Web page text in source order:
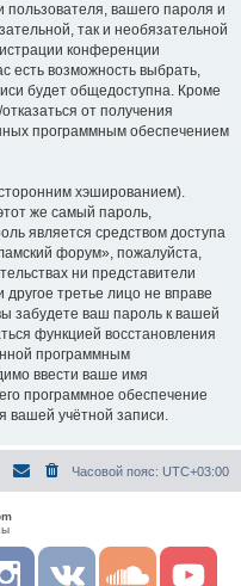
вашего пароля и
так и необязательной
конференции
есть возможность выбрать,
будет общедоступна. Кроме
от получения
программным обеспечением
хэшированием).
же самый пароль,
является средством доступа
форум», пожалуйста,
ни представители
третье лицо не вправе
забудете ваш пароль к вашей
функцией восстановления
программным
ввести ваше имя
программное обеспечение
вашей учётной записи.
Часовой пояс: UTC+03:00
I R S Y